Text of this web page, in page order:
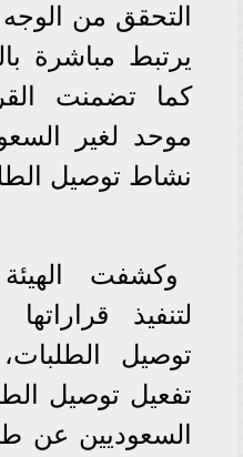
التحقق من
يرتبط مباشرة
كما تضمنت
موحد لغير
نشاط توصيل
وكشفت
لتنفيذ
توصيل
تفعيل توصيل
السعوديين عن